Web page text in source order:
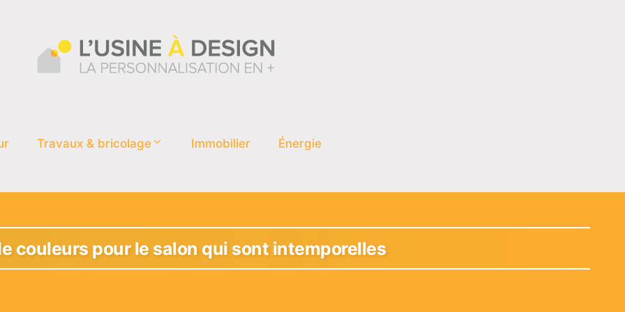
Travaux & bricolage Immobilier Énergie
couleurs pour le salon qui sont intemporelles